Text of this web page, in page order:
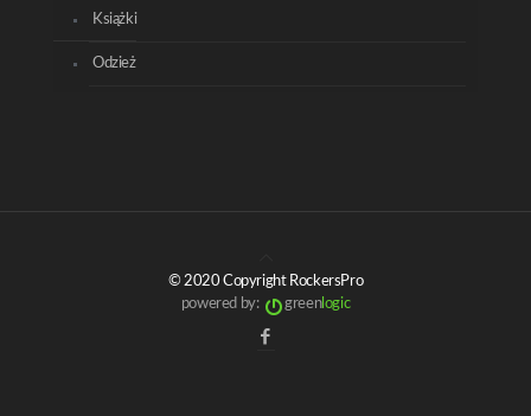
Książki
Odzież
© 2020 Copyright RockersPro
powered by:
greenlogic